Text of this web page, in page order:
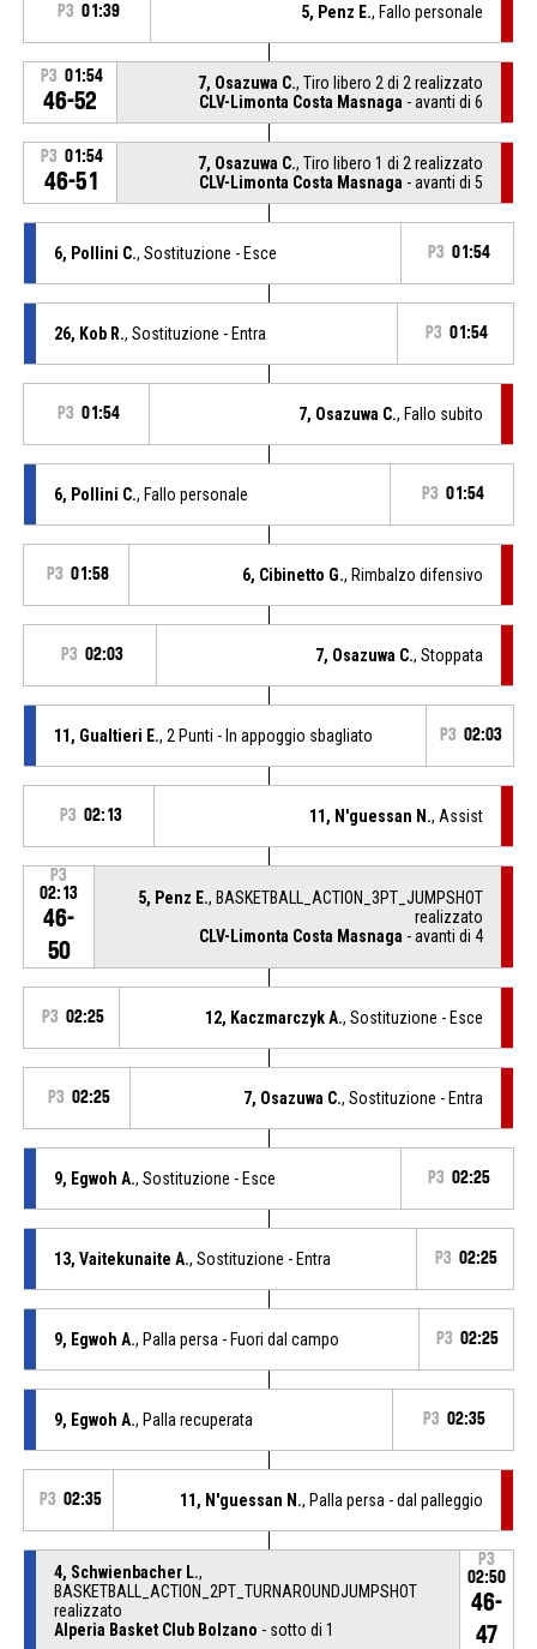
P3 01:39 5, Penz E., Fallo personale
P3 01:54
46-52
7, Osazuwa C., Tiro libero 2 di 2 realizzato
CLV-Limonta Costa Masnaga - avanti di 6
P3 01:54
46-51
7, Osazuwa C., Tiro libero 1 di 2 realizzato
CLV-Limonta Costa Masnaga - avanti di 5
6, Pollini C., Sostituzione - Esce P3 01:54
26, Kob R., Sostituzione - Entra P3 01:54
P3 01:54 7, Osazuwa C., Fallo subito
6, Pollini C., Fallo personale P3 01:54
P3 01:58 6, Cibinetto G., Rimbalzo difensivo
P3 02:03 7, Osazuwa C., Stoppata
11, Gualtieri E., 2 Punti - In appoggio sbagliato P3 02:03
P3 02:13 11, N'guessan N., Assist
P3
02:13
46-
50
5, Penz E., BASKETBALL_ACTION_3PT_JUMPSHOT
realizzato
CLV-Limonta Costa Masnaga - avanti di 4
P3 02:25 12, Kaczmarczyk A., Sostituzione - Esce
P3 02:25 7, Osazuwa C., Sostituzione - Entra
9, Egwoh A., Sostituzione - Esce P3 02:25
13, Vaitekunaite A., Sostituzione - Entra P3 02:25
9, Egwoh A., Palla persa - Fuori dal campo P3 02:25
9, Egwoh A., Palla recuperata P3 02:35
P3 02:35 11, N'guessan N., Palla persa - dal palleggio
4, Schwienbacher L.,
BASKETBALL_ACTION_2PT_TURNAROUNDJUMPSHOT
realizzato
Alperia Basket Club Bolzano - sotto di 1
P3
02:50
46-
47